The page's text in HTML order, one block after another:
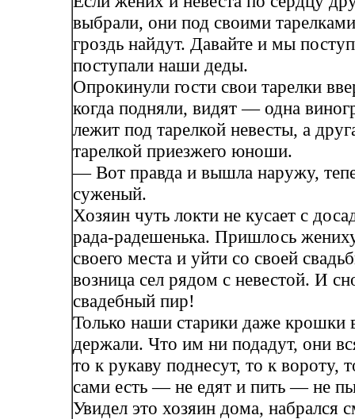
выбрали, они под своими
гроздь найдут. Давайте и мы
поступали наши деды.
Опрокинули гости свои тарелки
когда подняли, видят — одна
лежит под тарелкой невесты, а
тарелкой приезжего юноши.
— Вот правда и вышла наружу,
суженый.
Хозяин чуть локти не кусает с
рада-радешенька. Пришлось
своего места и уйти со своей
возница сел рядом с невестой. И
свадебный пир!
Только наши старики даже крошки
держали. Что им ни подадут, они
то к рукаву поднесут, то к вороту,
сами есть — не едят и пить — не
Увидел это хозяин дома, набрался